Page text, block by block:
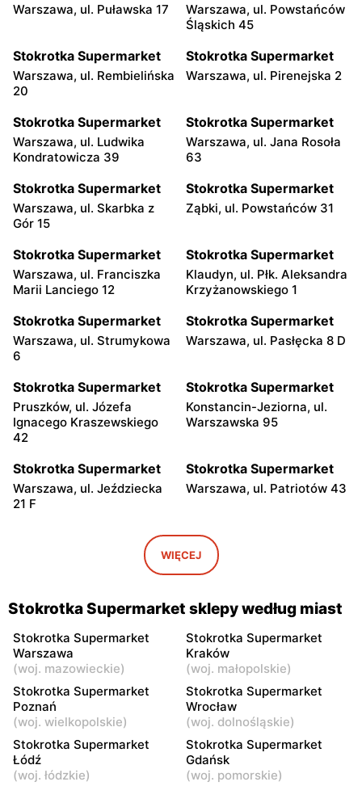
Warszawa, ul. Puławska 17
Warszawa, ul. Powstańców
Śląskich 45
Stokrotka Supermarket
Warszawa, ul. Rembielińska
20
Stokrotka Supermarket
Warszawa, ul. Pirenejska 2
Stokrotka Supermarket
Warszawa, ul. Ludwika
Kondratowicza 39
Stokrotka Supermarket
Warszawa, ul. Jana Rosoła
63
Stokrotka Supermarket
Warszawa, ul. Skarbka z
Gór 15
Stokrotka Supermarket
Ząbki, ul. Powstańców 31
Stokrotka Supermarket
Warszawa, ul. Franciszka
Marii Lanciego 12
Stokrotka Supermarket
Klaudyn, ul. Płk. Aleksandra
Krzyżanowskiego 1
Stokrotka Supermarket
Warszawa, ul. Strumykowa
6
Stokrotka Supermarket
Warszawa, ul. Pasłęcka 8 D
Stokrotka Supermarket
Pruszków, ul. Józefa
Ignacego Kraszewskiego
42
Stokrotka Supermarket
Konstancin-Jeziorna, ul.
Warszawska 95
Stokrotka Supermarket
Warszawa, ul. Jeździecka
21 F
Stokrotka Supermarket
Warszawa, ul. Patriotów 43
Stokrotka Supermarket Stokrotka Supermarket
Józefów, ul. Polna 1B
Stokrotka Supermarket
Otwock, ul. Tysiąclecia 77
Stokrotka Supermarket
Otwock, ul. Kupiecka 2
Stokrotka Supermarket
Otwock, ul. Stefana
Żeromskiego 19
Stokrotka Supermarket
Karczew, ul. Gen. Andersa 1
Stokrotka Supermarket
Nowe Lipiny, ul. Szosa
Jadowska 59A
Stokrotka Supermarket
Nowy Dwór Mazowiecki, ul.
Wojska Polskiego 20
WIĘCEJ
Stokrotka Supermarket sklepy według miast
Stokrotka Supermarket
Warszawa
(woj. mazowieckie)
Stokrotka Supermarket
Kraków
(woj. małopolskie)
Stokrotka Supermarket
Poznań
(woj. wielkopolskie)
Stokrotka Supermarket
Wrocław
(woj. dolnośląskie)
Stokrotka Supermarket
Łódź
(woj. łódzkie)
Stokrotka Supermarket
Gdańsk
(woj. pomorskie)